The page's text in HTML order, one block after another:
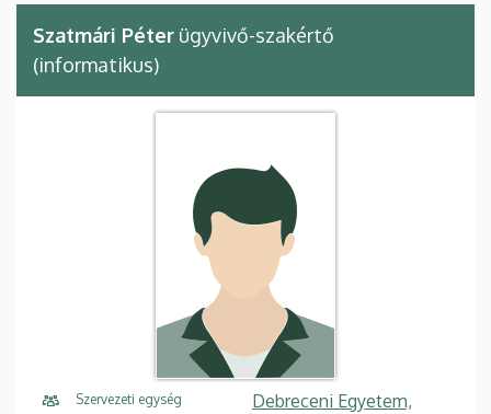
Szatmári Péter ügyvivő-szakértő
(informatikus)
Szervezeti egység
Debreceni Egyetem,